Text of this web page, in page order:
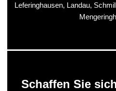
Leferinghausen, Landau,
Schaffen Sie